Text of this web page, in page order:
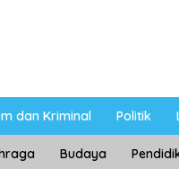
dan Kriminal Politik
Budaya